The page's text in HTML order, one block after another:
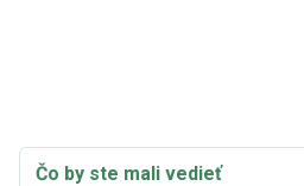
Čo by ste mali vedieť